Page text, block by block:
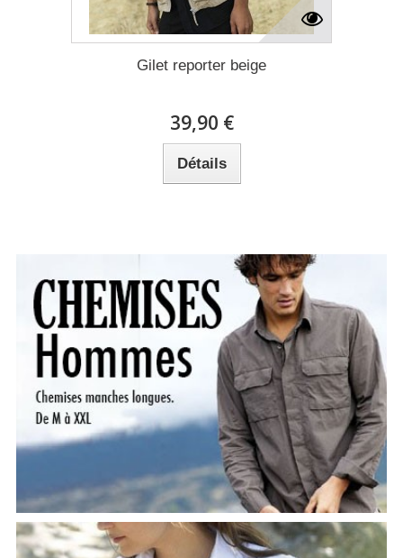
Gilet reporter beige
39,90 €
Détails